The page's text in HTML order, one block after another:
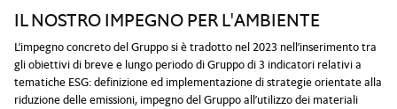
IL NOSTRO IMPEGNO PER L'AMBIENTE
L’impegno concreto del Gruppo si è tradotto nel 2023 nell’inserimento tra
gli obiettivi di breve e lungo periodo di Gruppo di 3 indicatori relativi a
tematiche ESG: definizione ed implementazione di strategie orientate alla
riduzione delle emissioni, impegno del Gruppo all’utilizzo dei materiali